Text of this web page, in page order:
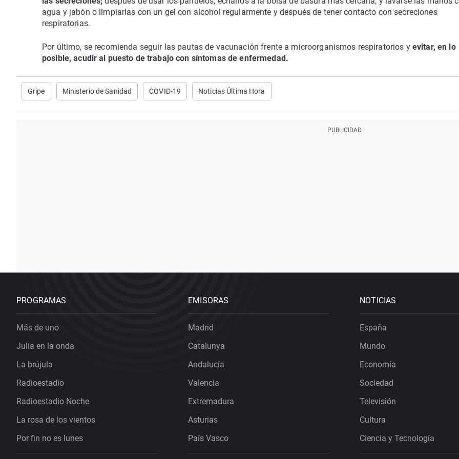
agua y jabón o limpiarlas con un gel con alcohol regularmente y después de tener contacto con secreciones
respiratorias.
Por último, se recomienda seguir las pautas de vacunación frente a microorganismos respiratorios y evitar, en lo
posible, acudir al puesto de trabajo con síntomas de enfermedad.
Gripe Ministerio de Sanidad COVID-19 Noticias Última Hora
PROGRAMAS
Más de uno
Julia en la onda
La brújula
Radioestadio
Radioestadio Noche
La rosa de los vientos
Por fin no es lunes
EMISORAS
Madrid
Catalunya
Andalucía
Valencia
Extremadura
Asturias
País Vasco
NOTICIAS
España
Mundo
Economía
Sociedad
Televisión
Cultura
Ciencia y Tecnología